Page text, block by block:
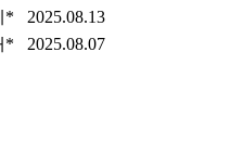
*
2025.08.13
*
2025.08.07